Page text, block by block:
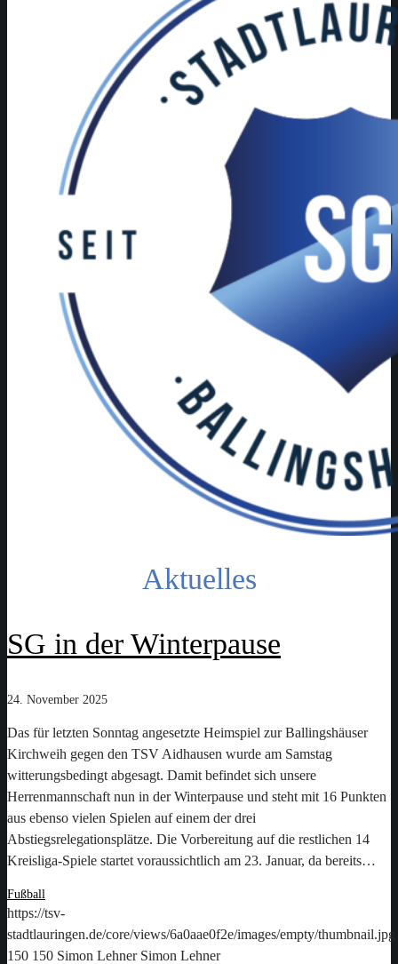
Aktuelles
SG in der Winterpause
24. November 2025
Das für letzten Sonntag angesetzte Heimspiel zur Ballingshäuser
Kirchweih gegen den TSV Aidhausen wurde am Samstag
witterungsbedingt abgesagt. Damit befindet sich unsere
Herrenmannschaft nun in der Winterpause und steht mit 16 Punkten
aus ebenso vielen Spielen auf einem der drei
Abstiegsrelegationsplätze. Die Vorbereitung auf die restlichen 14
Kreisliga-Spiele startet voraussichtlich am 23. Januar, da bereits…
Fußball
https://tsv-
stadtlauringen.de/core/views/6a0aae0f2e/images/empty/thumbnail.jpg
150 150 Simon Lehner Simon Lehner